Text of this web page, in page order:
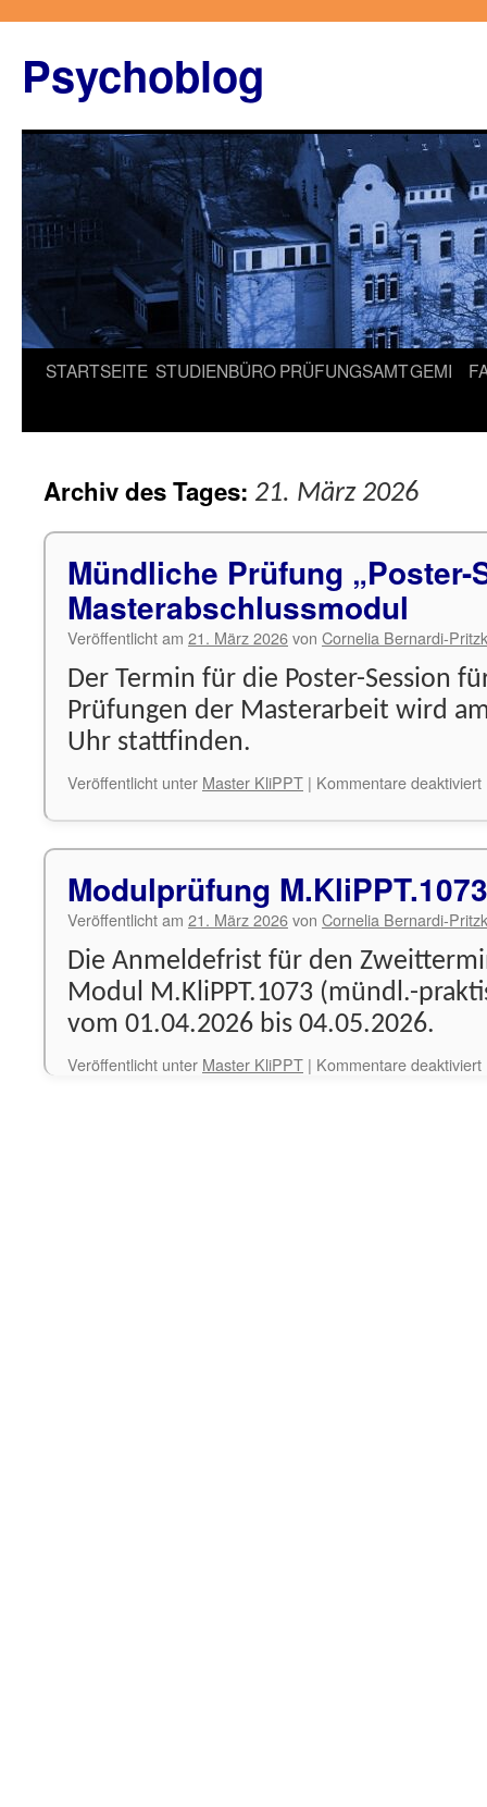
springen
Psychoblog
STARTSEITE STUDIENBÜROPRÜFUNGSAMTGEMI
Archiv des Tages: 21. März 2026
Mündliche Prüfung „Poster-
Masterabschlussmodul
Veröffentlicht am 21. März 2026von Cornelia Bernardi-
Der Termin für die Poster-Session
Prüfungen der Masterarbeit wird
Uhr stattfinden.
Veröffentlicht unter Master KliPPT | Kommentare deaktiviert
Modulprüfung
Veröffentlicht am 21. März 2026von Cornelia Bernardi-
Die Anmeldefrist für den
Modul M.KliPPT.1073 (mündl.-
vom 01.04.2026 bis 04.05.2026.
Veröffentlicht unter Master KliPPT | Kommentare deaktiviert